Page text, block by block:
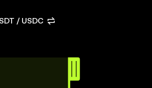
/ USDC